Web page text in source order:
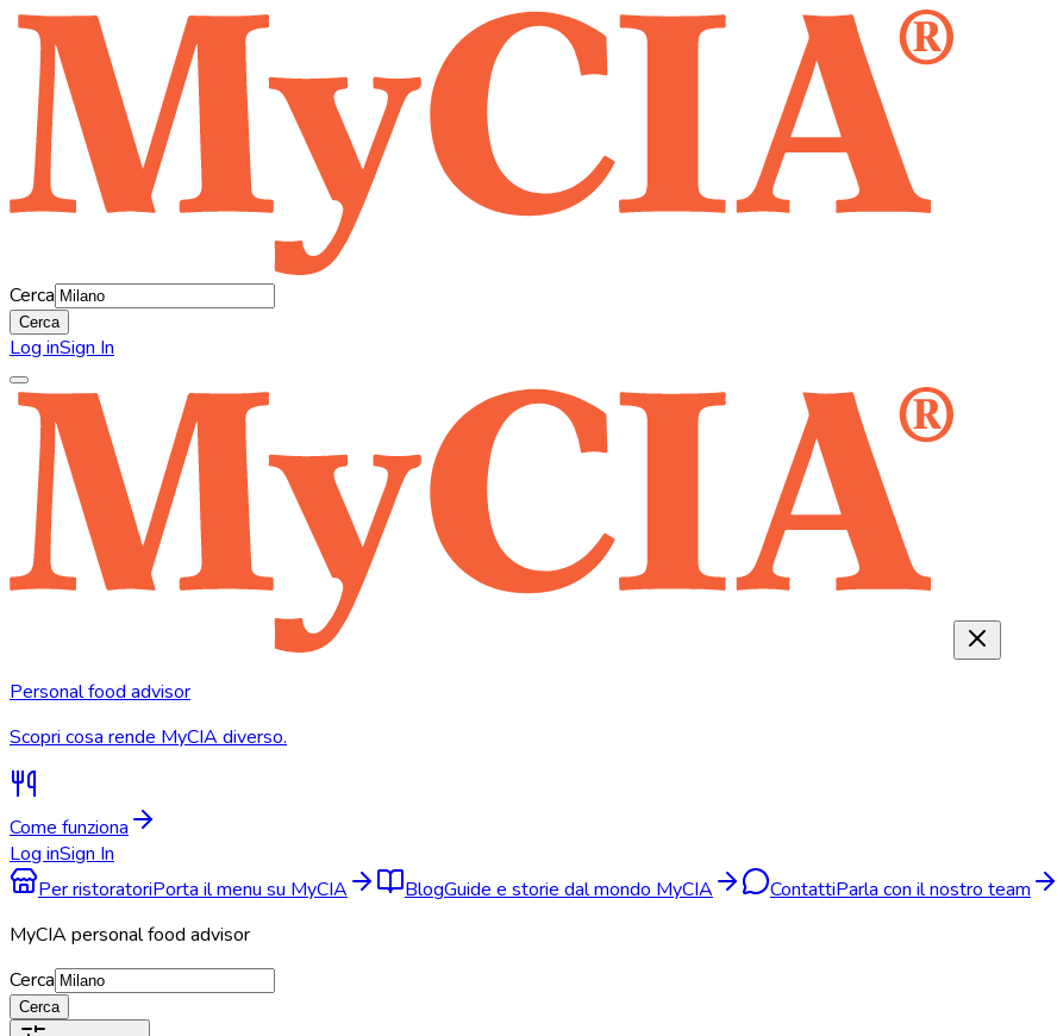
Cerca
Cerca
Log inSign In
Personal food advisor
Scopri cosa rende MyCIA diverso.
Come funziona
Log inSign In
Per ristoratoriPorta il menu su MyCIA BlogGuide e storie dal mondo MyCIA ContattiParla con il nostro team
MyCIA personal food advisor
Cerca
Cerca